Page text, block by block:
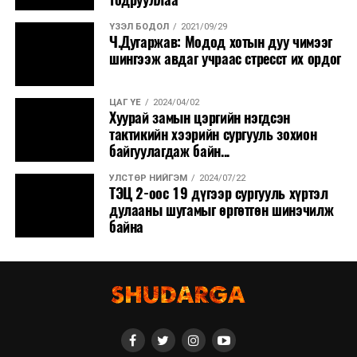
ҮЗЭЛ БОДОЛ 2021/09/29
Ч.Дугаржав: Модод хотын дуу чимээг
шингээж авдаг учраас стресст их ордог
ЦАГ ҮЕ 2024/04/02
Хуурай замын цэргийн нэгдсэн
тактикийн хээрийн сургууль зохион
байгуулагдаж байн...
УЛСТӨР НИЙГЭМ 2024/07/22
ТЭЦ 2-оос 19 дүгээр сургууль хүртэл
дулааны шугамыг өргөтгөн шинэчилж
байна